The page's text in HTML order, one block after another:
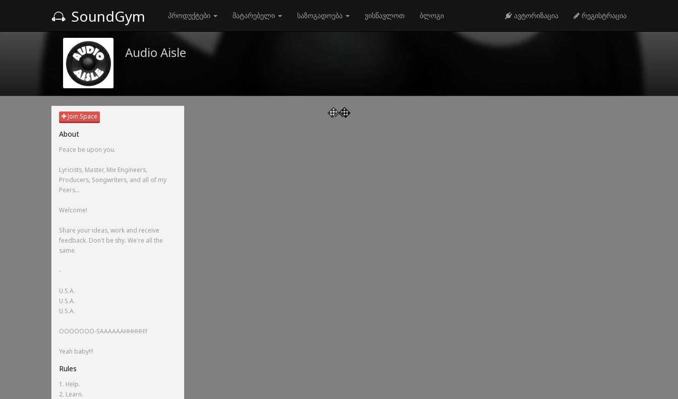
SoundGym პროდუქტები მატარებელი საზოგადოება ვისწავლოთ ბლოგი ავტორიზაცია რეგისტრაცია
Audio Aisle
Join Space
About
Peace be upon you.
Lyricists, Master, Mix Engineers,
Producers, Songwriters, and all of my
Peers...
Welcome!
Share your ideas, work and receive
feedback. Don't be shy. We're all the
same.
-
U.S.A.
U.S.A.
U.S.A.
OOOOOOO-SAAAAAAHHHHH!!
Yeah baby!!!
Rules
1. Help.
2. Learn.